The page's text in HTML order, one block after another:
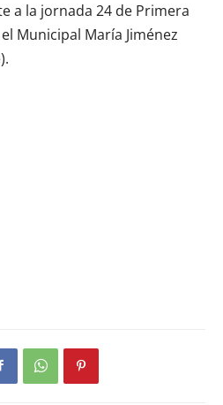
a la jornada 24 de Primera
Municipal María Jiménez